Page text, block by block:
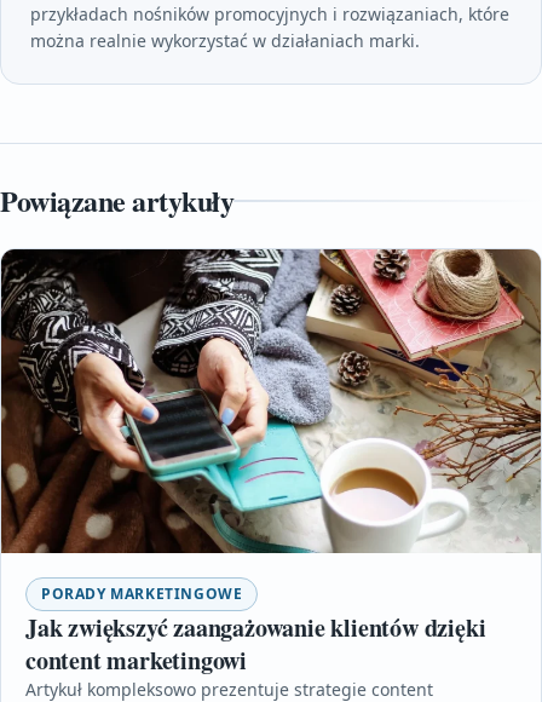
przykładach nośników promocyjnych i rozwiązaniach, które
można realnie wykorzystać w działaniach marki.
Powiązane artykuły
PORADY MARKETINGOWE
Jak zwiększyć zaangażowanie klientów dzięki
content marketingowi
Artykuł kompleksowo prezentuje strategie content